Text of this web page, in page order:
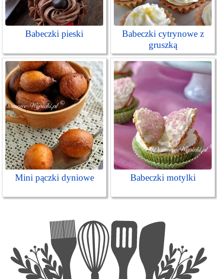
Babeczki pieski
Babeczki cytrynowe z
gruszką
Mini pączki dyniowe Babeczki motylki